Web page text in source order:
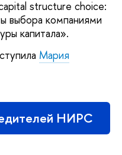
structure choice:
выбора компаниями
капитала».
Мария
НИРС